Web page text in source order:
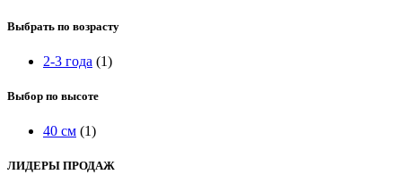
Выбрать по возрасту
2-3 года (1)
Выбор по высоте
40 см (1)
ЛИДЕРЫ ПРОДАЖ